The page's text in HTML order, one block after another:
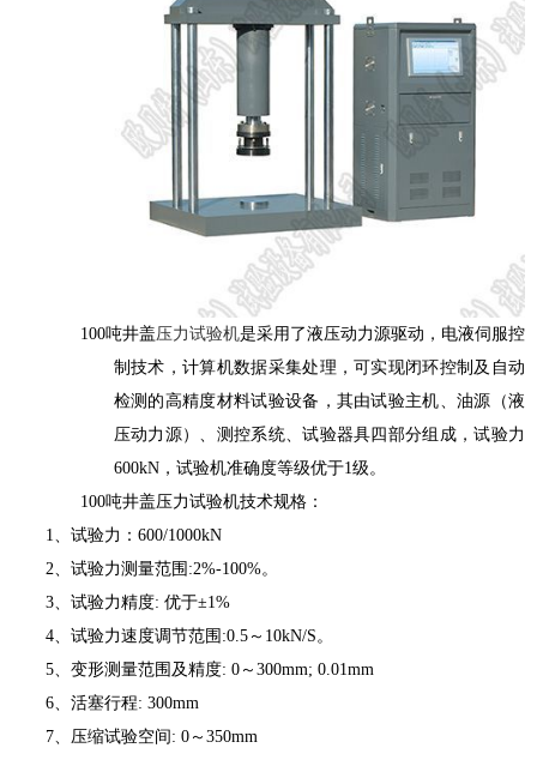
100吨井盖压力试验机是采用了液压动力源驱动，电液伺服控
制技术，计算机数据采集处理，可实现闭环控制及自动
检测的高精度材料试验设备，其由试验主机、油源（液
压动力源）、测控系统、试验器具四部分组成，试验力
600kN，试验机准确度等级优于1级。
100吨井盖压力试验机技术规格：
1、试验力：600/1000kN
2、试验力测量范围:2%-100%。
3、试验力精度: 优于±1%
4、试验力速度调节范围:0.5～10kN/S。
5、变形测量范围及精度: 0～300mm; 0.01mm
6、活塞行程: 300mm
7、压缩试验空间: 0～350mm